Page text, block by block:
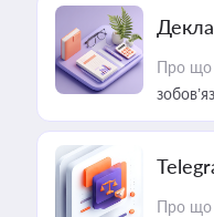
Про що
Про що